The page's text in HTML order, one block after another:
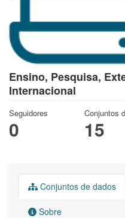
Ensino, Pesquisa,
Internacional
Seguidores
0
Conjuntos
15
Conjuntos de dados
Sobre